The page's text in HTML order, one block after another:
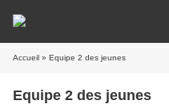
Accueil » Equipe 2 des jeunes
Equipe 2 des jeunes